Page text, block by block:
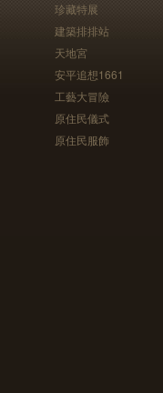
珍藏特展
建築排排站
天地宮
安平追想1661
工藝大冒險
原住民儀式
原住民服飾